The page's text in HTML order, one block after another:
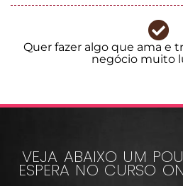
Quer fazer algo que ama e
negócio muito
VEJA ABAIXO UM
ESPERA NO CURSO